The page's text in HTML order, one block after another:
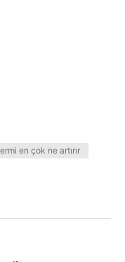
en çok ne artırır